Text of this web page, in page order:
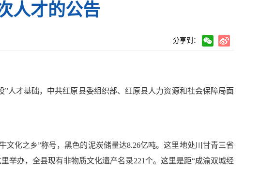
人才的公告
分享到：
”人才基础，中共红原县委组织部、红原县人力资源和社会保障局面
文化之乡”称号，黑色的泥炭储量达8.26亿吨。这里地处川甘青三省
举办，全县现有非物质文化遗产名录221个。这里是距“成渝双城经